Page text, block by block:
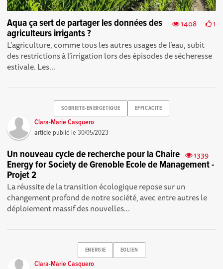
1408 1
Aqua ça sert de partager les données des
agriculteurs irrigants ?
L’agriculture, comme tous les autres usages de l’eau, subit
des restrictions à l’irrigation lors des épisodes de sécheresse
estivale. Les...
SOBRIETE-ENERGETIQUE EFFICACITE
Clara-Marie Casquero
article publié le30/05/2023
1339
Un nouveau cycle de recherche pour la Chaire
Energy for Society de Grenoble Ecole de Management -
Projet 2
La réussite de la transition écologique repose sur un
changement profond de notre société, avec entre autres le
déploiement massif des nouvelles...
ENERGIE EOLIEN
Clara-Marie Casquero